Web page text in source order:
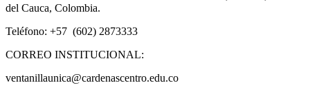
del Cauca, Colombia.
Teléfono: +57 (602) 2873333
CORREO INSTITUCIONAL:
ventanillaunica@cardenascentro.edu.co